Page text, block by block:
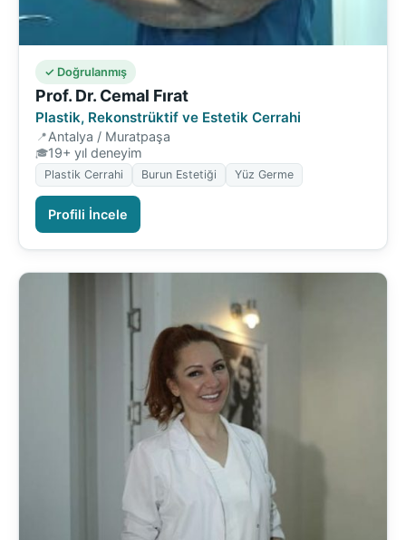
✓ Doğrulanmış
Prof. Dr. Cemal Fırat
Plastik, Rekonstrüktif ve Estetik Cerrahi
Antalya / Muratpaşa
19+ yıl deneyim
Plastik Cerrahi Burun Estetiği Yüz Germe
Profili İncele